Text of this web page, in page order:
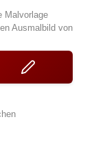
Malvorlage
Ausmalbild von